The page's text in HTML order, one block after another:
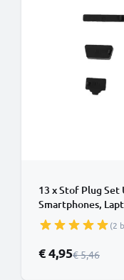
13 x Stof Plug
Smartphones,
mm
(2
Speciale prijs
€ 4,95Normale
€ 5,46